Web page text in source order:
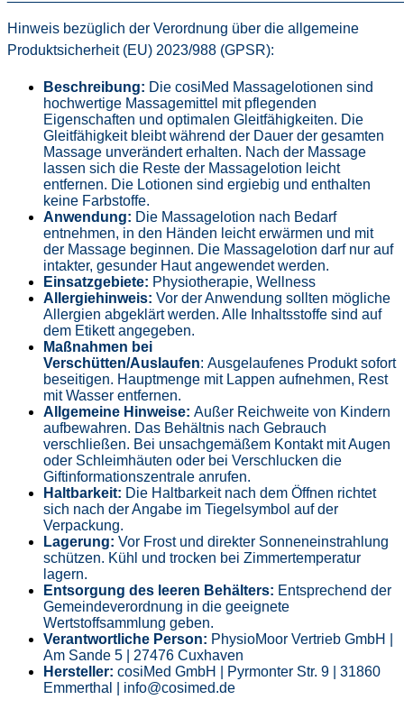
Hinweis bezüglich der Verordnung über die allgemeine
Produktsicherheit (EU) 2023/988 (GPSR):
Beschreibung: Die cosiMed Massagelotionen sind
hochwertige Massagemittel mit pflegenden
Eigenschaften und optimalen Gleitfähigkeiten. Die
Gleitfähigkeit bleibt während der Dauer der gesamten
Massage unverändert erhalten. Nach der Massage
lassen sich die Reste der Massagelotion leicht
entfernen. Die Lotionen sind ergiebig und enthalten
keine Farbstoffe.
Anwendung: Die Massagelotion nach Bedarf
entnehmen, in den Händen leicht erwärmen und mit
der Massage beginnen. Die Massagelotion darf nur auf
intakter, gesunder Haut angewendet werden.
Einsatzgebiete: Physiotherapie, Wellness
Allergiehinweis: Vor der Anwendung sollten mögliche
Allergien abgeklärt werden. Alle Inhaltsstoffe sind auf
dem Etikett angegeben.
Maßnahmen bei
Verschütten/Auslaufen: Ausgelaufenes Produkt sofort
beseitigen. Hauptmenge mit Lappen aufnehmen, Rest
mit Wasser entfernen.
Allgemeine Hinweise: Außer Reichweite von Kindern
aufbewahren. Das Behältnis nach Gebrauch
verschließen. Bei unsachgemäßem Kontakt mit Augen
oder Schleimhäuten oder bei Verschlucken die
Giftinformationszentrale anrufen.
Haltbarkeit: Die Haltbarkeit nach dem Öffnen richtet
sich nach der Angabe im Tiegelsymbol auf der
Verpackung.
Lagerung: Vor Frost und direkter Sonneneinstrahlung
schützen. Kühl und trocken bei Zimmertemperatur
lagern.
Entsorgung des leeren Behälters: Entsprechend der
Gemeindeverordnung in die geeignete
Wertstoffsammlung geben.
Verantwortliche Person: PhysioMoor Vertrieb GmbH |
Am Sande 5 | 27476 Cuxhaven
Hersteller: cosiMed GmbH | Pyrmonter Str. 9 | 31860
Emmerthal | info@cosimed.de